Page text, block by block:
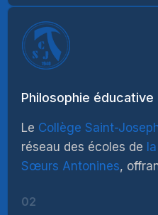
Philosophie éducative
Le Collège Saint-
réseau des écoles de
Sœurs Antonines,
02